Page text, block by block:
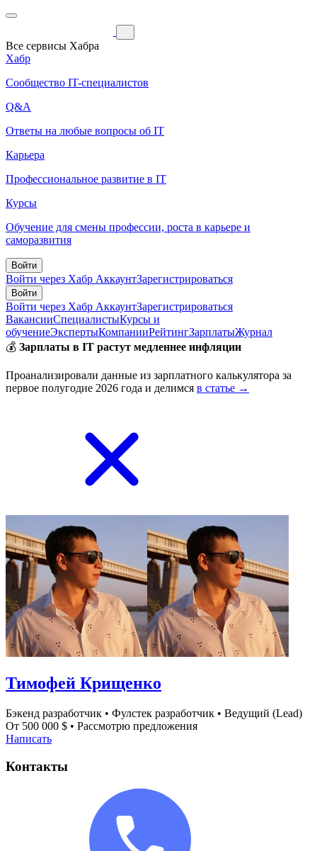
Все сервисы Хабра
Хабр
Сообщество IT-специалистов
Q&A
Ответы на любые вопросы об IT
Карьера
Профессиональное развитие в IT
Курсы
Обучение для смены профессии, роста в карьере и
саморазвития
Войти
Войти через Хабр АккаунтЗарегистрироваться
Войти
Войти через Хабр АккаунтЗарегистрироваться
ВакансииСпециалистыКурсы и
обучениеЭкспертыКомпанииРейтингЗарплатыЖурнал
💰 Зарплаты в IT растут медленнее инфляции
Проанализировали данные из зарплатного калькулятора за
первое полугодие 2026 года и делимся в статье →
Тимофей Крищенко
Бэкенд разработчик • Фулстек разработчик • Ведущий (Lead)
От 500 000 $ • Рассмотрю предложения
Написать
Контакты